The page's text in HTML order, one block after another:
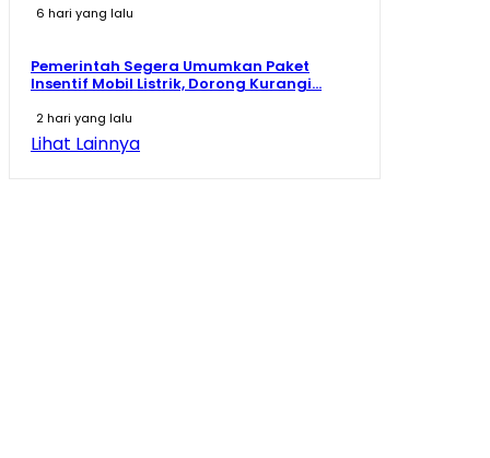
6 hari yang lalu
Pemerintah Segera Umumkan Paket
Insentif Mobil Listrik, Dorong Kurangi...
2 hari yang lalu
Lihat Lainnya